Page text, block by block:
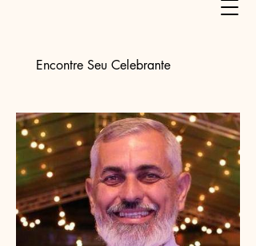
Encontre Seu Celebrante